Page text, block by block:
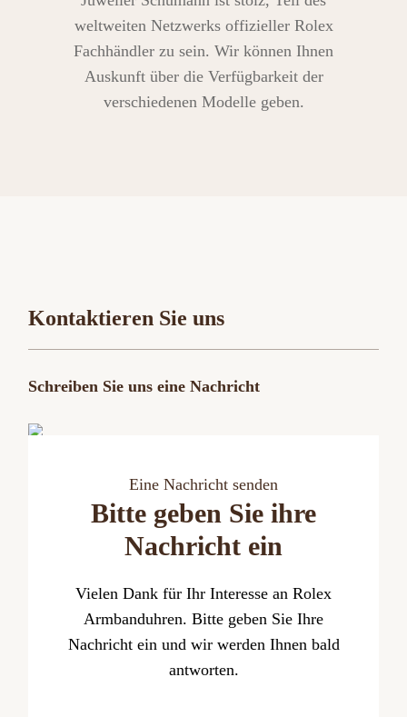
weltweiten Netzwerks offizieller Rolex
Fachhändler zu sein. Wir können Ihnen
Auskunft über die Verfügbarkeit der
verschiedenen Modelle geben.
Kontaktieren Sie uns
Schreiben Sie uns eine Nachricht
Eine Nachricht senden
Bitte geben Sie ihre
Nachricht ein
Vielen Dank für Ihr Interesse an Rolex
Armbanduhren. Bitte geben Sie Ihre
Nachricht ein und wir werden Ihnen bald
antworten.